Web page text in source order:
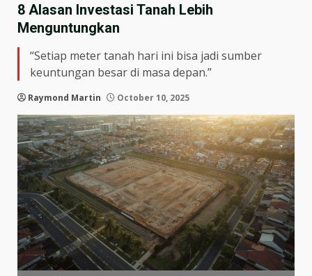
8 Alasan Investasi Tanah Lebih
Menguntungkan
“Setiap meter tanah hari ini bisa jadi sumber
keuntungan besar di masa depan.”
Raymond Martin October 10, 2025